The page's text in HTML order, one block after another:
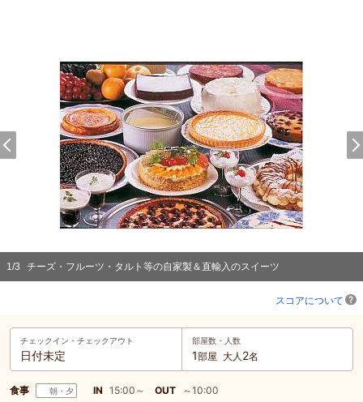
1/3 チーズ・フルーツ・タルト等の自家製＆直輸入のスイーツ
スコアについて
チェックイン・ チェックアウト
日付未定
部屋数・人数
1部屋 大人 2名
食事 朝・夕 IN 15:00～ OUT ～10:00